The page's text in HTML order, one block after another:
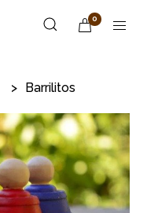
0
Barrilitos